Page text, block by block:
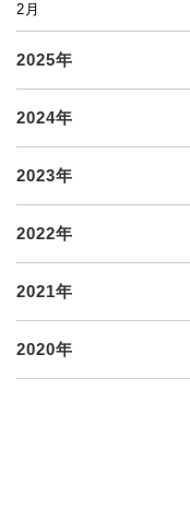
2月
2025年
2024年
2023年
2022年
2021年
2020年